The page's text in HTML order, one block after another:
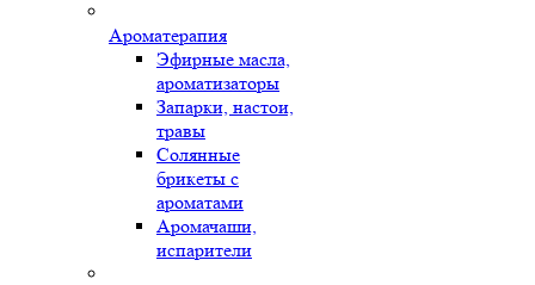
Ароматерапия
Эфирные масла,
ароматизаторы
Запарки, настои,
травы
Солянные
брикеты с
ароматами
Аромачаши,
испарители